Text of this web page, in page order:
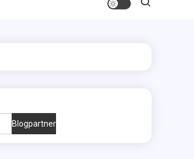
Blogpartner